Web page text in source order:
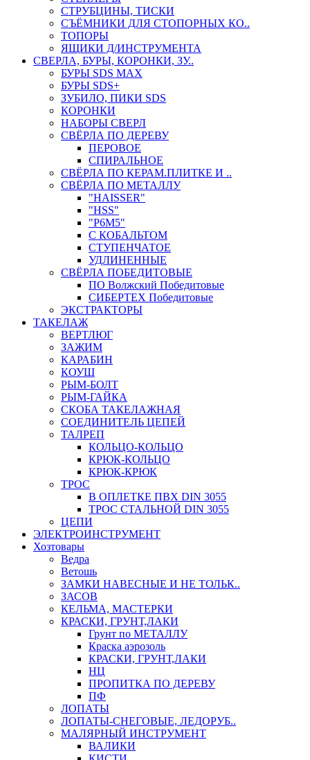
СТРУБЦИНЫ, ТИСКИ
СЪЁМНИКИ ДЛЯ СТОПОРНЫХ КО..
ТОПОРЫ
ЯЩИКИ Д/ИНСТРУМЕНТА
СВЕРЛА, БУРЫ, КОРОНКИ, ЗУ..
БУРЫ SDS MAX
БУРЫ SDS+
ЗУБИЛО, ПИКИ SDS
КОРОНКИ
НАБОРЫ СВЕРЛ
СВЁРЛА ПО ДЕРЕВУ
ПЕРОВОЕ
СПИРАЛЬНОЕ
СВЁРЛА ПО КЕРАМ.ПЛИТКЕ И ..
СВЁРЛА ПО МЕТАЛЛУ
"HAISSER"
"HSS"
"Р6М5"
С КОБАЛЬТОМ
СТУПЕНЧАТОЕ
УДЛИНЕННЫЕ
СВЁРЛА ПОБЕДИТОВЫЕ
ПО Волжский Победитовые
СИБЕРТЕХ Победитовые
ЭКСТРАКТОРЫ
ТАКЕЛАЖ
ВЕРТЛЮГ
ЗАЖИМ
КАРАБИН
КОУШ
РЫМ-БОЛТ
РЫМ-ГАЙКА
СКОБА ТАКЕЛАЖНАЯ
СОЕДИНИТЕЛЬ ЦЕПЕЙ
ТАЛРЕП
КОЛЬЦО-КОЛЬЦО
КРЮК-КОЛЬЦО
КРЮК-КРЮК
ТРОС
В ОПЛЕТКЕ ПВХ DIN 3055
ТРОС СТАЛЬНОЙ DIN 3055
ЦЕПИ
ЭЛЕКТРОИНСТРУМЕНТ
Хозтовары
Ведра
Ветошь
ЗАМКИ НАВЕСНЫЕ И НЕ ТОЛЬК..
ЗАСОВ
КЕЛЬМА, МАСТЕРКИ
КРАСКИ, ГРУНТ,ЛАКИ
Грунт по МЕТАЛЛУ
Краска аэрозоль
КРАСКИ, ГРУНТ,ЛАКИ
НЦ
ПРОПИТКА ПО ДЕРЕВУ
ПФ
ЛОПАТЫ
ЛОПАТЫ-СНЕГОВЫЕ, ЛЕДОРУБ..
МАЛЯРНЫЙ ИНСТРУМЕНТ
ВАЛИКИ